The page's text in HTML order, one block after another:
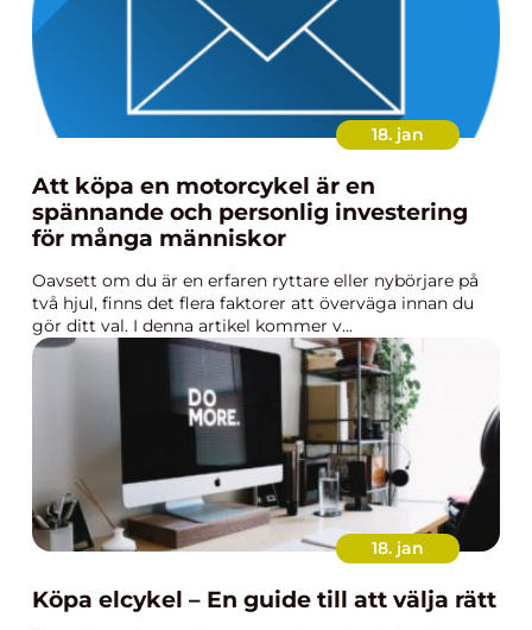
18. jan
Att köpa en motorcykel är en
spännande och personlig investering
för många människor
Oavsett om du är en erfaren ryttare eller nybörjare på
två hjul, finns det flera faktorer att överväga innan du
gör ditt val. I denna artikel kommer v...
18. jan
Köpa elcykel – En guide till att välja rätt